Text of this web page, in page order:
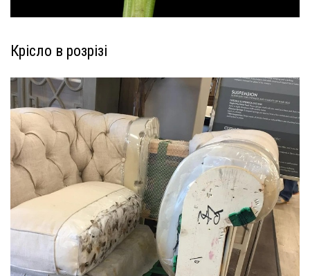
Крісло в розрізі